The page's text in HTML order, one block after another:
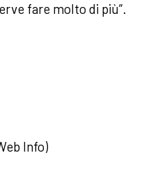
fare molto di più”.
Info)